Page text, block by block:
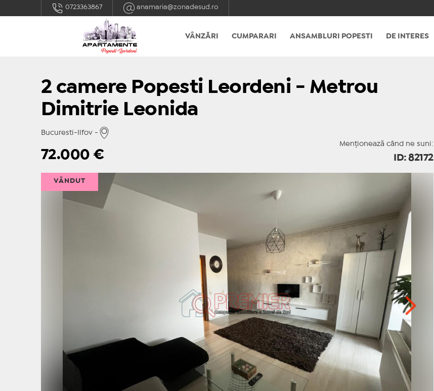
0723363867 anamaria@zonadesud.ro
VÂNZĂRI CUMPARARI ANSAMBLURI POPESTI DE INTERES
2 camere Popesti Leordeni - Metrou
Dimitrie Leonida
Bucuresti-Ilfov -
Menționează când ne suni:
72.000€ ID: 82172
VÂNDUT